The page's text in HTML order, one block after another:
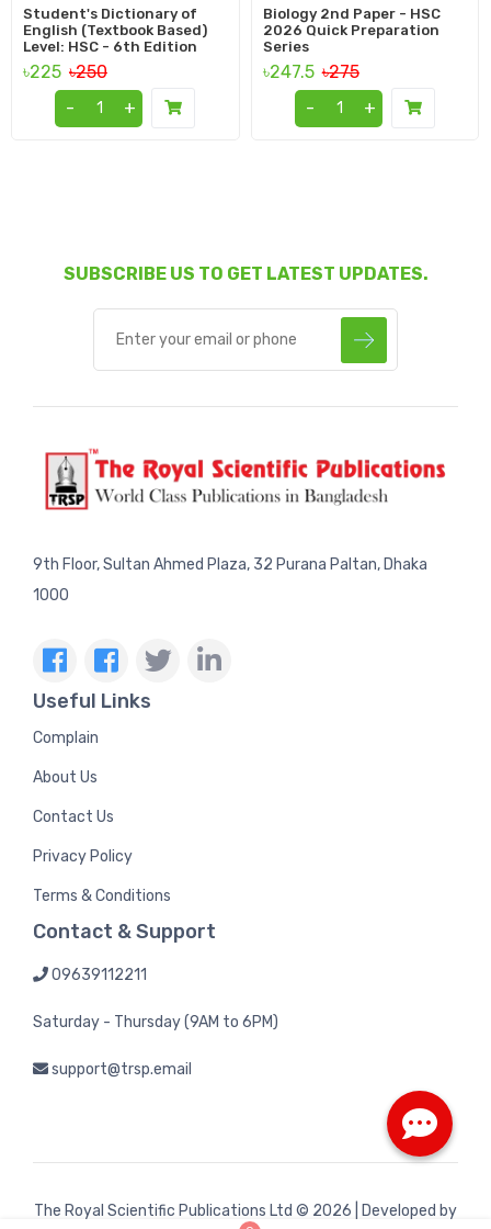
Student's Dictionary of
English (Textbook Based)
Level: HSC - 6th Edition
৳225 ৳250
-
+
Biology 2nd Paper - HSC
2026 Quick Preparation
Series
৳247.5 ৳275
-
+
SUBSCRIBE US TO GET LATEST UPDATES.
9th Floor, Sultan Ahmed Plaza, 32 Purana Paltan, Dhaka
1000
Useful Links
Complain
About Us
Contact Us
Privacy Policy
Terms & Conditions
Contact & Support
09639112211
Saturday - Thursday (9AM to 6PM)
support@trsp.email
The Royal Scientific Publications Ltd © 2026 | Developed by